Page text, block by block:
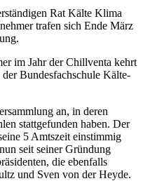
Rat Kälte Klima
trafen sich Ende März
im Jahr der Chillventa kehrt
Bundesfachschule Kälte-
an, in deren
stattgefunden haben. Der
5 Amtszeit einstimmig
seit seiner Gründung
die ebenfalls
und Sven von der Heyde.